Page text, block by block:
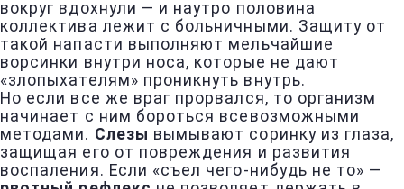
вокруг вдохнули — и наутро половина
коллектива лежит с больничными. Защиту от
такой напасти выполняют мельчайшие
ворсинки внутри носа, которые не дают
«злопыхателям» проникнуть внутрь.
Но если все же враг прорвался, то организм
начинает с ним бороться всевозможными
методами. Слезы вымывают соринку из глаза,
защищая его от повреждения и развития
воспаления. Если «съел чего-нибудь не то» —